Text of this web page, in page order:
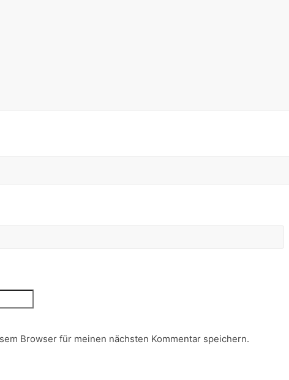
Browser für meinen nächsten Kommentar speichern.